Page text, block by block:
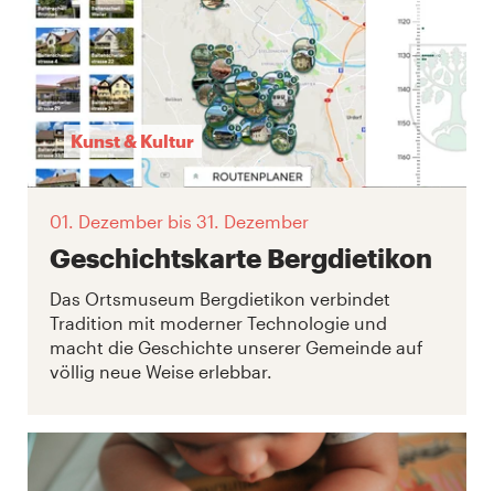
Kunst & Kultur
01. Dezember bis 31. Dezember
Geschichtskarte Bergdietikon
Das Ortsmuseum Bergdietikon verbindet
Tradition mit moderner Technologie und
macht die Geschichte unserer Gemeinde auf
völlig neue Weise erlebbar.